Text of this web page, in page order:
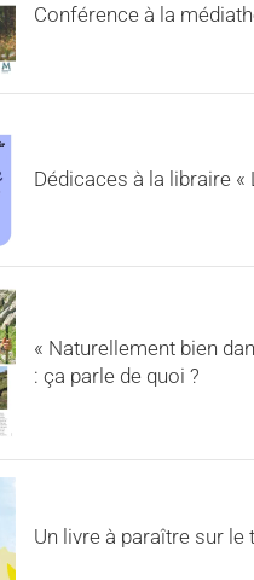
Conférence à la
Dédicaces à la libraire «
« Naturellement bien
: ça parle de quoi ?
Un livre à paraître sur le